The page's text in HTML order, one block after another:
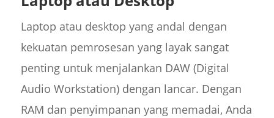
Laptop atau desktop yang andal dengan
kekuatan pemrosesan yang layak sangat
penting untuk menjalankan DAW (Digital
Audio Workstation) dengan lancar. Dengan
RAM dan penyimpanan yang memadai, Anda